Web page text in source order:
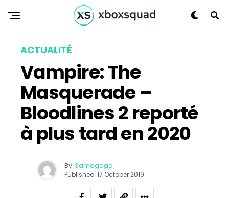
ACTUALITÉ
Vampire: The
Masquerade –
Bloodlines 2 reporté
à plus tard en 2020
By Samagaga
Published 17 October 2019